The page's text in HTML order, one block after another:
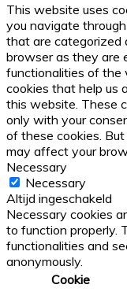
This website uses
you navigate
that are categorized
browser as they are
functionalities of the
cookies that help us
this website. These
only with your
of these cookies.
may affect your
Necessary
Necessary
Altijd ingeschakeld
Necessary cookies
to function properly.
functionalities and
anonymously.
Cookie